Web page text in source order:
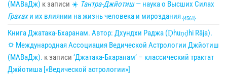
(МАВаДж) к записи ☀ Тантра-Джйотиш— наука о Высших Силах
Грахахи их влиянии на жизнь человека и мироздания {4561}
Книга Джатака-Бхаранам. Автор: Дхундхи Раджа (Ḍhuṇḍhi Rāja).
🌣 Международная Ассоциация Ведической Астрологии Джйотиш
(МАВаДж). к записи ‘Джатака-Бхаранам’ – классический трактат
Джйотиша [«Ведической астрологии»]